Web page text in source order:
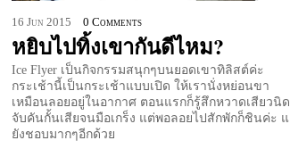
16 Jun 2015 0 Comments
หยิบไปทิ้งเขากันดีไหม?
Ice Flyer เป็นกิจกรรมสนุกๆบนยอดเขาทิลิสต์ค่ะ
กระเช้านี้เป็นกระเช้าแบบเปิด ให้เรานั่งหย่อนขา
เหมือนลอยอยู่ในอากาศ ตอนแรกก็รู้สึกหวาดเสียวนิ
จับคันกั้นเสียจนมือเกร็ง แต่พอลอยไปสักพักก็ชินค่ะ แ
ยังชอบมากๆอีกด้วย